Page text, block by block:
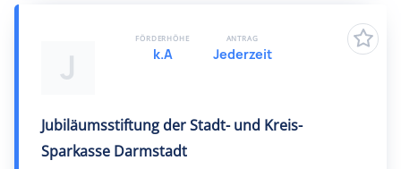
J
Jubiläumsstiftung der Stadt- und Kreis-
Sparkasse Darmstadt
FÖRDERHÖHE
k.A
ANTRAG
Jederzeit